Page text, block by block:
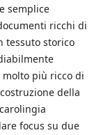
semplice
ricchi di
tessuto storico
più ricco di
della
focus su due